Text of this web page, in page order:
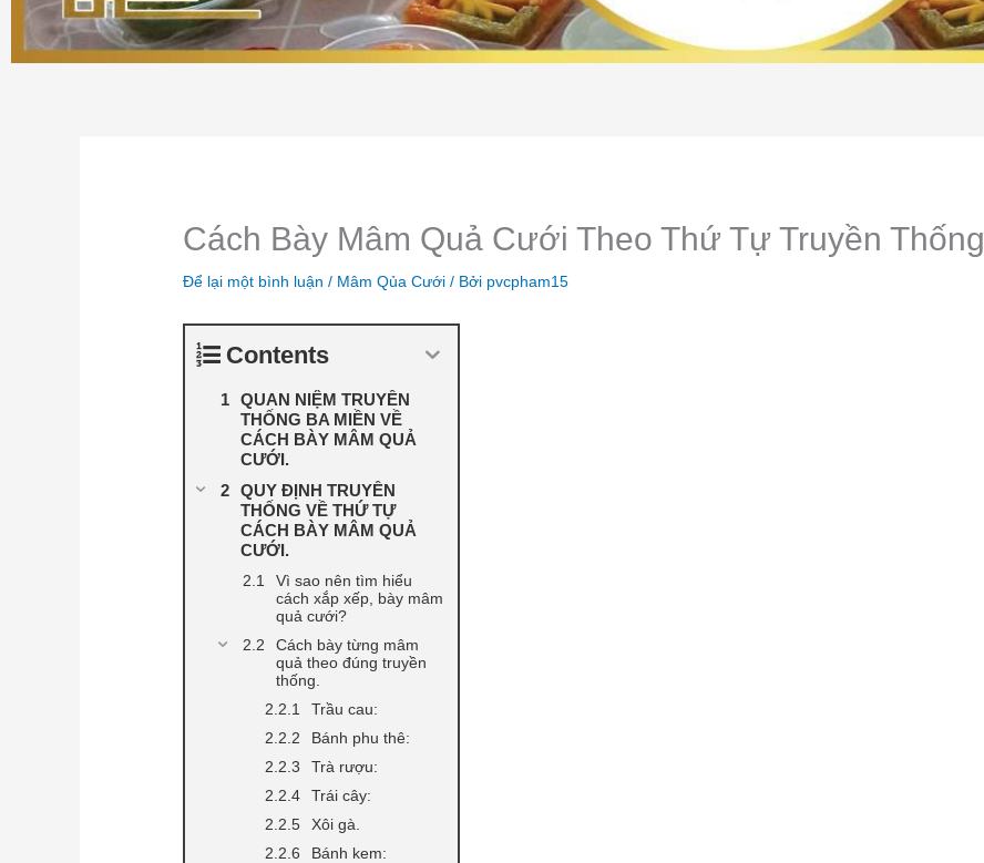
Cách Bày Mâm Quả Cưới Theo Thứ Tự Truyền Thống
Để lại một bình luận / Mâm Qủa Cưới / Bởi pvcpham15
Contents
QUAN NIỆM TRUYỀN
THỐNG BA MIỀN VỀ
CÁCH BÀY MÂM QUẢ
CƯỚI.
QUY ĐỊNH TRUYỀN
THỐNG VỀ THỨ TỰ
CÁCH BÀY MÂM QUẢ
CƯỚI.
Vì sao nên tìm hiểu
cách xắp xếp, bày mâm
quả cưới?
Cách bày từng mâm
quả theo đúng truyền
thống.
Trầu cau:
Bánh phu thê:
Trà rượu:
Trái cây:
Xôi gà.
Bánh kem: